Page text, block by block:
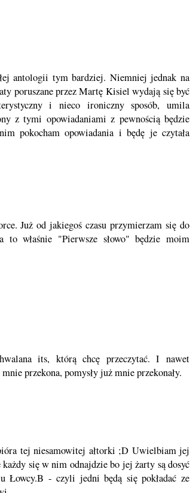
antologii tym bardziej. Niemniej jednak na
poruszane przez Martę Kisiel wydają się być
i nieco ironiczny sposób, umila
z tymi opowiadaniami z pewnością będzie
pokocham opowiadania i będę je czytała
Już od jakiegoś czasu przymierzam się do
właśnie "Pierwsze słowo" będzie moim
its, którą chcę przeczytać. I nawet
przekona, pomysły już mnie przekonały.
tej niesamowitej ałtorki ;D Uwielbiam jej
się w nim odnajdzie bo jej żarty są dosyć
Łowcy.B - czyli jedni będą się pokładać ze